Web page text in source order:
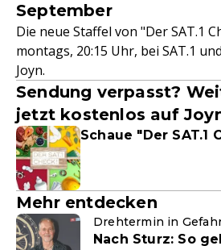
September
Die neue Staffel von "Der SAT.1
montags, 20:15 Uhr, bei SAT.1
Joyn.
Sendung verpasst?
jetzt kostenlos auf
Schaue "Der SAT.1
Mehr entdecken
Drehtermin in
Nach Sturz: So